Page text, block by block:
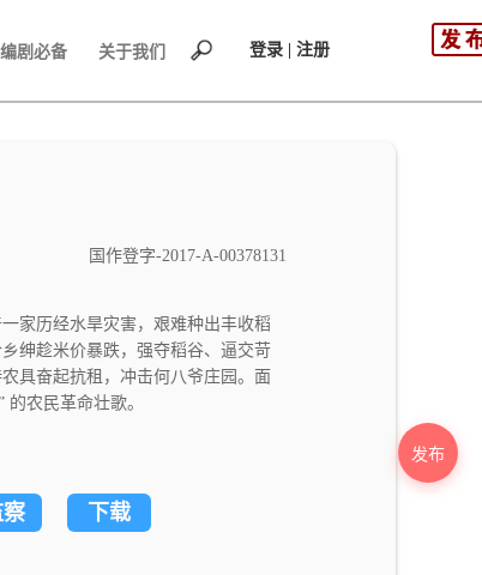
编剧必备 关于我们 登录 | 注册
发布
国作登字-2017-A-00378131
家历经水旱灾害，艰难种出丰收稻
绅趁米价暴跌，强夺稻谷、逼交苛
具奋起抗租，冲击何八爷庄园。面
农民革命壮歌。
下载